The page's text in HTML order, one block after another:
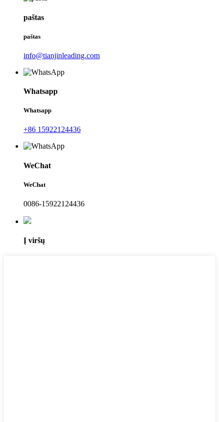
paštas
paštas
info@tianjinleading.com
Whatsapp
Whatsapp
+86 15922124436
WeChat
WeChat
0086-15922124436
Į viršų